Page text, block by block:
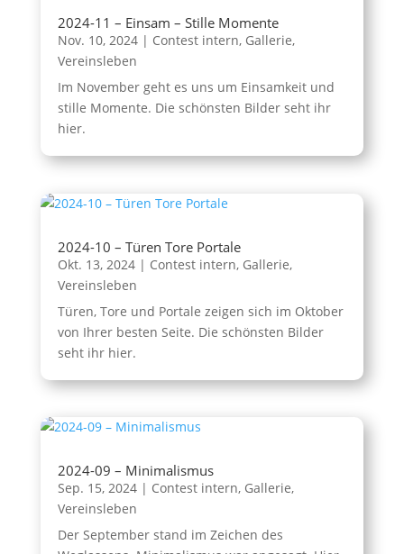
2024-11 – Einsam – Stille Momente
Nov. 10, 2024| Contest intern, Gallerie,
Vereinsleben
Im November geht es uns um Einsamkeit und
stille Momente. Die schönsten Bilder seht ihr
hier.
2024-10 – Türen Tore Portale
Okt. 13, 2024| Contest intern, Gallerie,
Vereinsleben
Türen, Tore und Portale zeigen sich im Oktober
von Ihrer besten Seite. Die schönsten Bilder
seht ihr hier.
2024-09 – Minimalismus
Sep. 15, 2024| Contest intern, Gallerie,
Vereinsleben
Der September stand im Zeichen des